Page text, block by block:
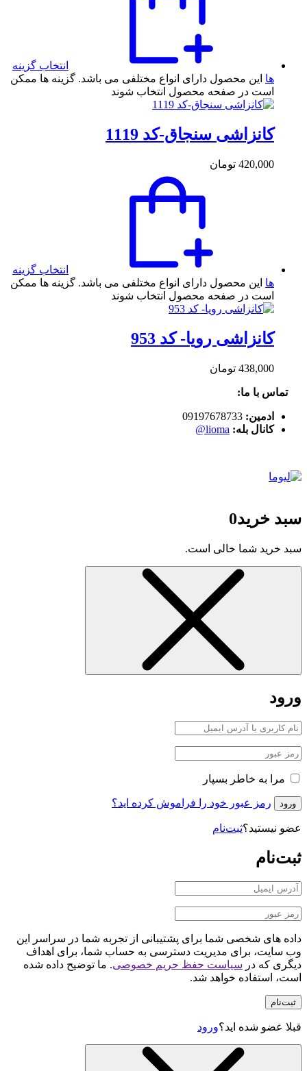
انتخاب گزینه
ها این محصول دارای انواع مختلفی می باشد. گزینه ها ممکن
است در صفحه محصول انتخاب شوند
کانزاشی سنجاق-کد 1119
420,000 تومان
انتخاب گزینه
ها این محصول دارای انواع مختلفی می باشد. گزینه ها ممکن
است در صفحه محصول انتخاب شوند
کانزاشی رویا- کد 953
438,000 تومان
تماس با ما:
ادمین:
کانال بله: lioma@
سبد خرید0
سبد خرید شما خالی است.
ورود
مرا به خاطر بسپار
ورود رمز عبور خود را فراموش کرده اید؟
عضو نیستید؟ثبت‌نام
ثبت‌نام
داده های شخصی شما برای پشتیبانی از تجربه شما در سراسر این
وب سایت، برای مدیریت دسترسی به حساب شما، برای اهداف
دیگری که در سیاست حفظ حریم خصوصی. ما توضیح داده شده
است، استفاده خواهد شد.
ثبت‌نام
قبلا عضو شده اید؟ورود